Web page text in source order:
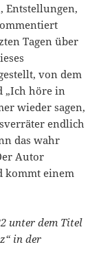
Entstellungen,
Tagen über
von dem
„Ich höre in
wieder sagen,
endlich
das wahr
Autor
kommt einem
unter dem Titel
in der